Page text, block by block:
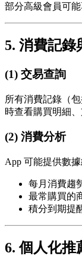
部分高級會員可
5. 消費記錄
(1) 交易查詢
所有消費記錄（
時查看購買明細
(2) 消費分析
App 可能提供數
每月消費趨
最常購買的
積分到期提
6. 個人化推